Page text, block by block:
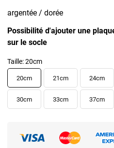
argentée / dorée
Possibilité d'ajouter une
sur le socle
Taille: 20cm
20cm 21cm 24cm
30cm 33cm 37cm